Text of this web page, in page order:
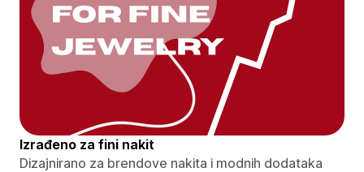
Izrađeno za fini nakit
Dizajnirano za brendove nakita i modnih dodataka